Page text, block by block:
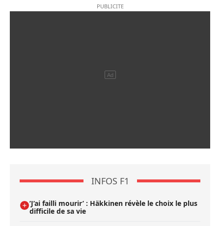
INFOS F1
’J’ai failli mourir’ : Häkkinen révèle le choix le plus
difficile de sa vie